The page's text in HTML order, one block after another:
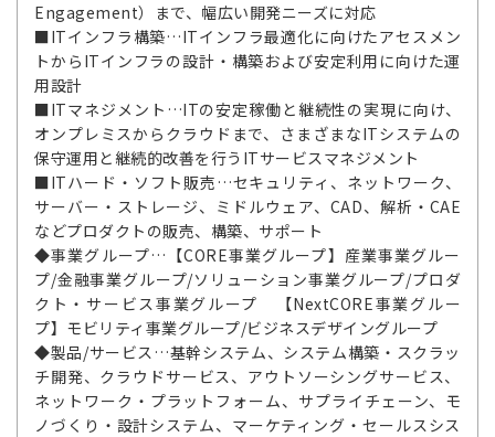
Engagement）まで、幅広い開発ニーズに対応
■ITインフラ構築…ITインフラ最適化に向けたアセスメン
トからITインフラの設計・構築および安定利用に向けた運
用設計
■ITマネジメント…ITの安定稼働と継続性の実現に向け、
オンプレミスからクラウドまで、さまざまなITシステムの
保守運用と継続的改善を行うITサービスマネジメント
■ITハード・ソフト販売…セキュリティ、ネットワーク、
サーバー・ストレージ、ミドルウェア、CAD、解析・CAE
などプロダクトの販売、構築、サポート
◆事業グループ…【CORE事業グループ】産業事業グルー
プ/金融事業グループ/ソリューション事業グループ/プロダ
クト・サービス事業グループ 【NextCORE事業グルー
プ】モビリティ事業グループ/ビジネスデザイングループ
◆製品/サービス…基幹システム、システム構築・スクラッ
チ開発、クラウドサービス、アウトソーシングサービス、
ネットワーク・プラットフォーム、サプライチェーン、モ
ノづくり・設計システム、マーケティング・セールスシス